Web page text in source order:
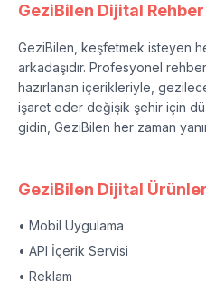
GeziBilen Dijital Rehber
GeziBilen, keşfetmek isteyen
arkadaşıdır. Profesyonel
hazırlanan içerikleriyle,
işaret eder değişik şehir için
gidin, GeziBilen her zaman
GeziBilen Dijital
• Mobil Uygulama
• API İçerik Servisi
• Reklam